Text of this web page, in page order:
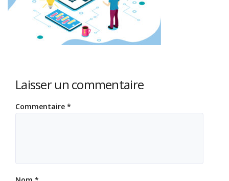
Laisser un commentaire
Commentaire *